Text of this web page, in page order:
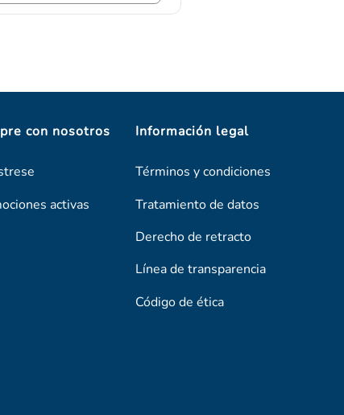
con nosotros
activas
Información legal
Términos y condiciones
Tratamiento de datos
Derecho de retracto
Línea de transparencia
Código de ética